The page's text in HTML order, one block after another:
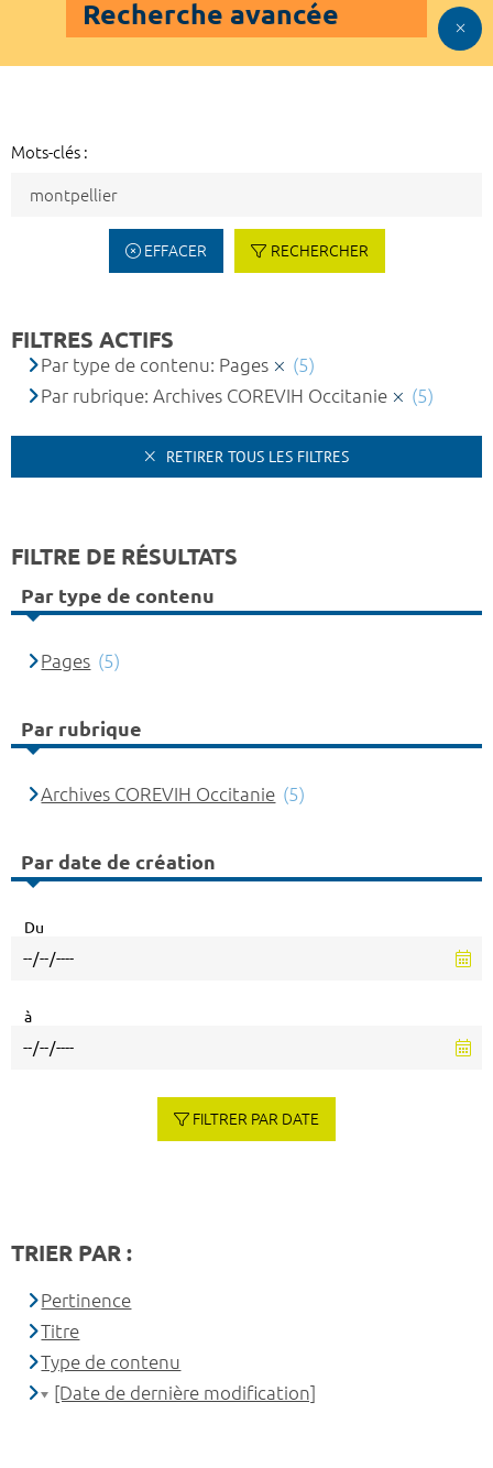
Recherche avancée
Mots-clés :
EFFACER RECHERCHER
FILTRES ACTIFS
Par type de contenu: Pages
(5)
Par rubrique: Archives COREVIH Occitanie
(5)
RETIRER TOUS LES FILTRES
FILTRE DE RÉSULTATS
Par type de contenu
Pages (5)
Par rubrique
Archives COREVIH Occitanie (5)
Par date de création
Du
à
FILTRER PAR DATE
TRIER PAR :
Pertinence
Titre
Type de contenu
[Date de dernière modification]